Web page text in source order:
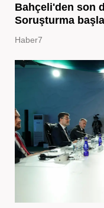
Bahçeli'den son
Soruşturma
Haber7